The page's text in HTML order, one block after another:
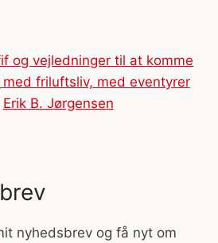
nyhedsbrev og få nyt om